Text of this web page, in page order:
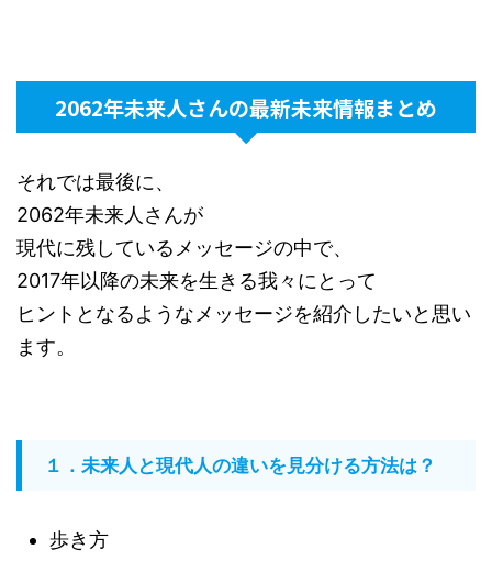
2062年未来人さんの最新未来情報まとめ
それでは最後に、
2062年未来人さんが
現代に残しているメッセージの中で、
2017年以降の未来を生きる我々にとって
ヒントとなるようなメッセージを紹介したいと思い
ます。
１．未来人と現代人の違いを見分ける方法は？
歩き方